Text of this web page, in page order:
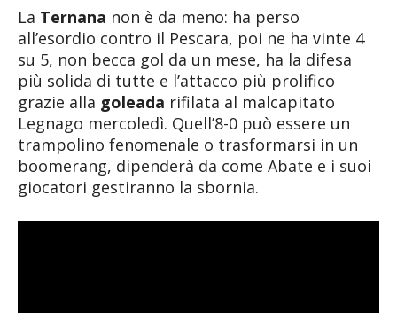
La Ternana non è da meno: ha perso
all’esordio contro il Pescara, poi ne ha vinte 4
su 5, non becca gol da un mese, ha la difesa
più solida di tutte e l’attacco più prolifico
grazie alla goleada rifilata al malcapitato
Legnago mercoledì. Quell’8-0 può essere un
trampolino fenomenale o trasformarsi in un
boomerang, dipenderà da come Abate e i suoi
giocatori gestiranno la sbornia.